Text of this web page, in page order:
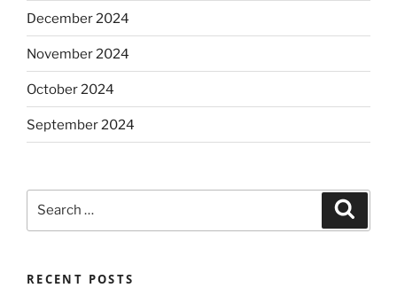
December 2024
November 2024
October 2024
September 2024
RECENT POSTS